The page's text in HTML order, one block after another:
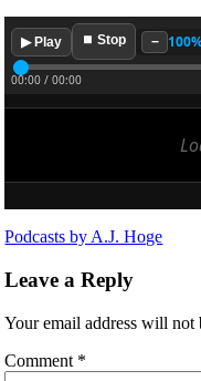
▶ Play ⏹ Stop
00:00 / 00:00
−
Podcasts by A.J. Hoge
Leave a Reply
Your email address will not
Comment *